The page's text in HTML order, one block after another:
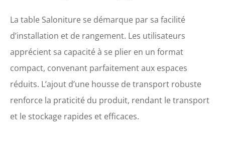
La table Saloniture se démarque par sa facilité
d’installation et de rangement. Les utilisateurs
apprécient sa capacité à se plier en un format
compact, convenant parfaitement aux espaces
réduits. L’ajout d’une housse de transport robuste
renforce la praticité du produit, rendant le transport
et le stockage rapides et efficaces.